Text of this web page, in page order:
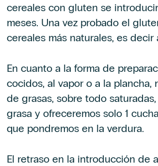
cereales con gluten se
meses. Una vez probado el
cereales más naturales, es
En cuanto a la forma de
cocidos, al vapor o a la
de grasas, sobre todo
grasa y ofreceremos solo 1
que pondremos en la verdura.
El retraso en la introducción de